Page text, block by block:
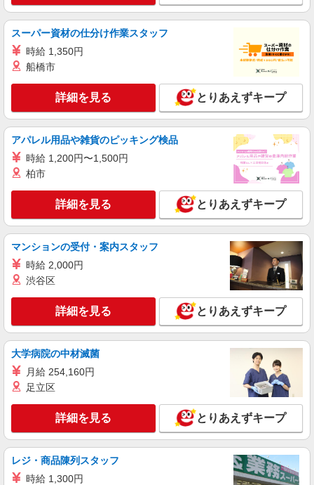
スーパー資材の仕分け作業スタッフ
時給 1,350円
船橋市
詳細を見る とりあえずキープ
アパレル用品や雑貨のピッキング検品
時給 1,200円〜1,500円
柏市
詳細を見る とりあえずキープ
マンションの受付・案内スタッフ
時給 2,000円
渋谷区
詳細を見る とりあえずキープ
大学病院の中材滅菌
月給 254,160円
足立区
詳細を見る とりあえずキープ
レジ・商品陳列スタッフ
時給 1,300円